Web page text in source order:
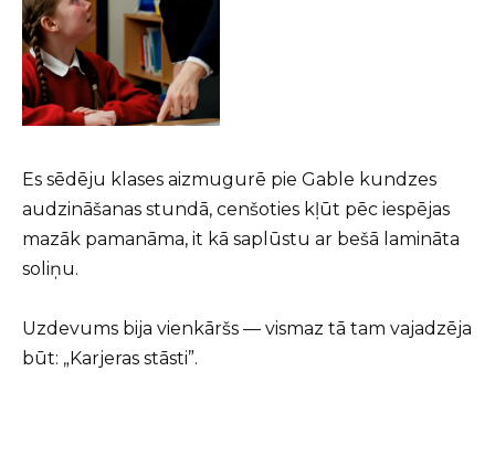
Es sēdēju klases aizmugurē pie Gable kundzes
audzināšanas stundā, cenšoties kļūt pēc iespējas
mazāk pamanāma, it kā saplūstu ar bešā lamināta
soliņu.
Uzdevums bija vienkāršs — vismaz tā tam vajadzēja
būt: „Karjeras stāsti”.